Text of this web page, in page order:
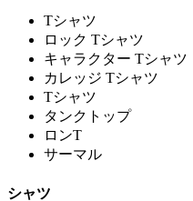
Tシャツ
ロック Tシャツ
キャラクター Tシャツ
カレッジ Tシャツ
Tシャツ
タンクトップ
ロンT
サーマル
シャツ